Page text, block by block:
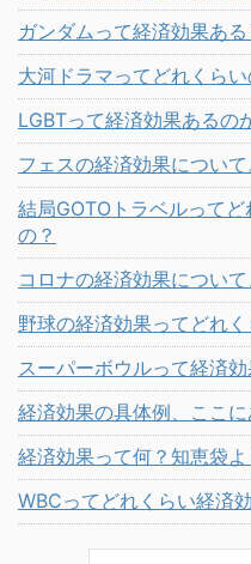
ガンダムって経済効果ある
大河ドラマってどれくら
LGBTって経済効果あるの
フェスの経済効果について
結局GOTOトラベルって
の？
コロナの経済効果について
野球の経済効果ってどれ
スーパーボウルって経済
経済効果の具体例、ここに
経済効果って何？知恵袋よ
WBCってどれくらい経済